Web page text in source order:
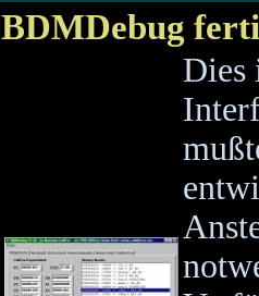
BDMDebug
Dies